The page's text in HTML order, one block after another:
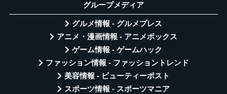
グループメディア
グルメ情報 - グルメプレス
アニメ・漫画情報 - アニメボックス
ゲーム情報 - ゲームハック
ファッション情報 - ファッショントレンド
美容情報 - ビューティーポスト
スポーツ情報 - スポーツマニア